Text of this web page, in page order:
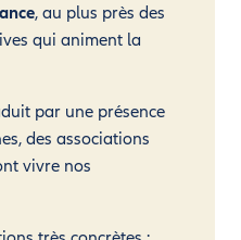
, au plus près des
qui animent la
par une présence
des associations
vivre nos